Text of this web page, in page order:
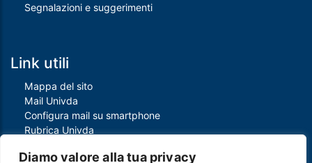
Diamo valore alla tua privacy
Segnalazioni e suggerimenti
Link utili
Mappa del sito
Mail Univda
Configura mail su smartphone
Rubrica Univda